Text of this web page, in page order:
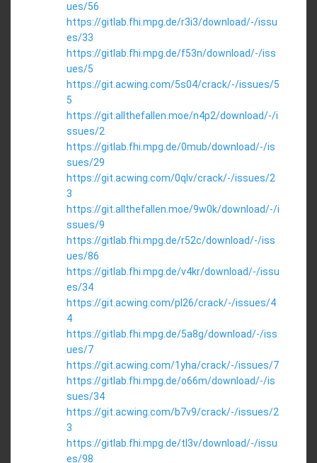
ues/56
https://gitlab.fhi.mpg.de/r3i3/download/-/issu
es/33
https://gitlab.fhi.mpg.de/f53n/download/-/iss
ues/5
https://git.acwing.com/5s04/crack/-/issues/5
5
https://git.allthefallen.moe/n4p2/download/-/i
ssues/2
https://gitlab.fhi.mpg.de/0mub/download/-/is
sues/29
https://git.acwing.com/0qlv/crack/-/issues/2
3
https://git.allthefallen.moe/9w0k/download/-/i
ssues/9
https://gitlab.fhi.mpg.de/r52c/download/-/iss
ues/86
https://gitlab.fhi.mpg.de/v4kr/download/-/issu
es/34
https://git.acwing.com/pl26/crack/-/issues/4
4
https://gitlab.fhi.mpg.de/5a8g/download/-/iss
ues/7
https://git.acwing.com/1yha/crack/-/issues/7
https://gitlab.fhi.mpg.de/o66m/download/-/is
sues/34
https://git.acwing.com/b7v9/crack/-/issues/2
3
https://gitlab.fhi.mpg.de/tl3v/download/-/issu
es/98